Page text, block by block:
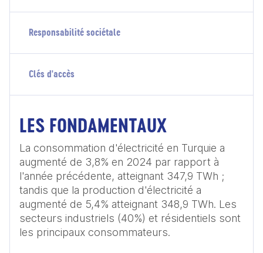
Responsabilité sociétale
Clés d'accès
LES FONDAMENTAUX
La consommation d'électricité en Turquie a
augmenté de 3,8% en 2024 par rapport à
l'année précédente, atteignant 347,9 TWh ;
tandis que la production d'électricité a
augmenté de 5,4% atteignant 348,9 TWh. Les
secteurs industriels (40%) et résidentiels sont
les principaux consommateurs.